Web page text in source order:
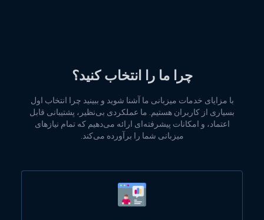
چرا ما را انتخاب کنید؟
با مزایای خدمات میزبانی ما آشنا شوید و ببینید چرا انتخاب اول
بسیاری از کاربران هستیم. ما عملکردی بی‌نظیر، پشتیبانی قابل
اعتماد، و امکانات پیشرفته‌ای ارائه می‌دهیم که تمام نیازهای
میزبانی شما را برآورده می‌کند.